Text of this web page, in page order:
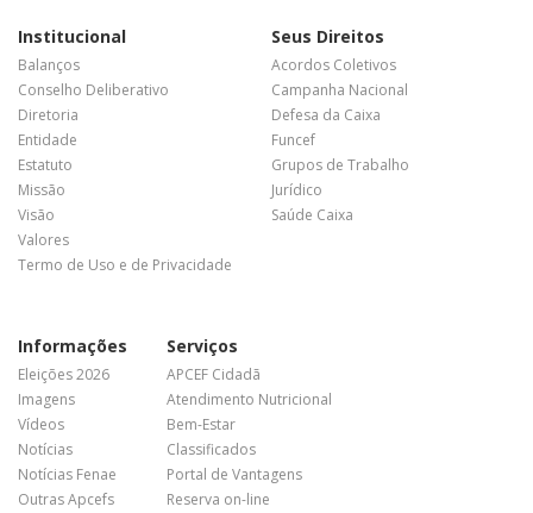
Institucional
Balanços
Conselho Deliberativo
Diretoria
Entidade
Estatuto
Missão
Visão
Valores
Termo de Uso e de Privacidade
Seus Direitos
Acordos Coletivos
Campanha Nacional
Defesa da Caixa
Funcef
Grupos de Trabalho
Jurídico
Saúde Caixa
Informações
Eleições 2026
Imagens
Vídeos
Notícias
Notícias Fenae
Outras Apcefs
Serviços
APCEF Cidadã
Atendimento Nutricional
Bem-Estar
Classificados
Portal de Vantagens
Reserva on-line